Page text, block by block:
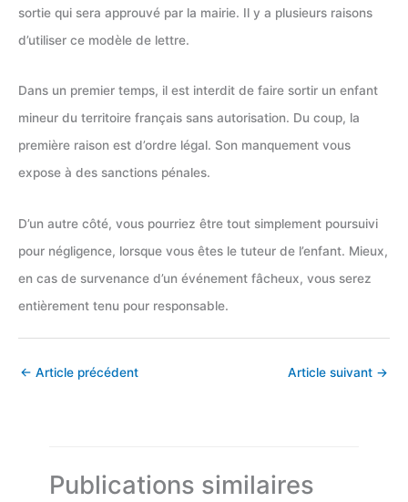
sortie qui sera approuvé par la mairie. Il y a plusieurs raisons
d’utiliser ce modèle de lettre.
Dans un premier temps, il est interdit de faire sortir un enfant
mineur du territoire français sans autorisation. Du coup, la
première raison est d’ordre légal. Son manquement vous
expose à des sanctions pénales.
D’un autre côté, vous pourriez être tout simplement poursuivi
pour négligence, lorsque vous êtes le tuteur de l’enfant. Mieux,
en cas de survenance d’un événement fâcheux, vous serez
entièrement tenu pour responsable.
← Article précédent Article suivant →
Publications similaires